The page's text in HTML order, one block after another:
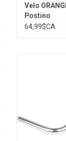
Velo
Postino
64,99$CA